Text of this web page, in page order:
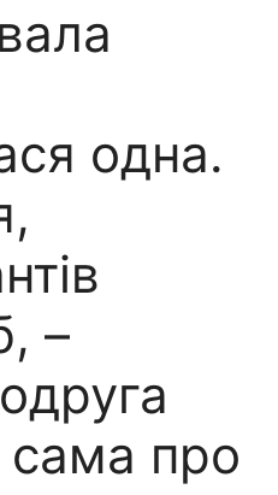
одна.
–
про